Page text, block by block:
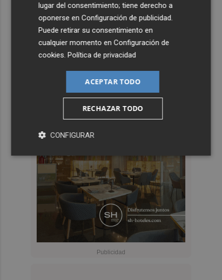
lugar del consentimiento; tiene derecho a
oponerse enConfiguración de publicidad
Puede retirar su consentimiento en
cualquier momento enConfiguración de
cookies .Política de privacidad
ACEPTAR TODO
RECHAZAR TODO
CONFIGURAR